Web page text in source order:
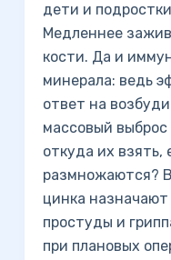
дети и
Медленнее
кости. Да и
минерала: ведь
ответ на
массовый
откуда их взять,
размножаются?
цинка
простуды и
при плановых